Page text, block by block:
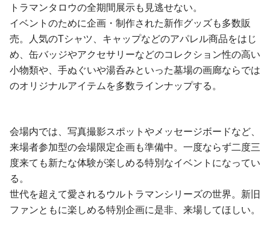
トラマンタロウの全期間展示も見逃せない。
イベントのために企画・制作された新作グッズも多数販
売。人気のTシャツ、キャップなどのアパレル商品をはじ
め、缶バッジやアクセサリーなどのコレクション性の高い
小物類や、手ぬぐいや湯呑みといった墓場の画廊ならでは
のオリジナルアイテムを多数ラインナップする。
会場内では、写真撮影スポットやメッセージボードなど、
来場者参加型の会場限定企画も準備中。一度ならず二度三
度来ても新たな体験が楽しめる特別なイベントになってい
る。
世代を超えて愛されるウルトラマンシリーズの世界。新旧
ファンともに楽しめる特別企画に是非、来場してほしい。